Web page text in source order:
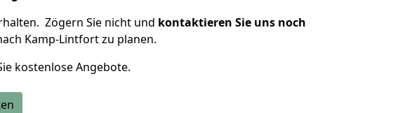
Zögern Sie nicht und kontaktieren Sie uns noch
Kamp-Lintfort zu planen.
kostenlose Angebote.